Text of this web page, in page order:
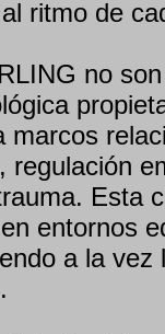
ritmo de
no
marcos
regulación
Esta
entornos
a la vez